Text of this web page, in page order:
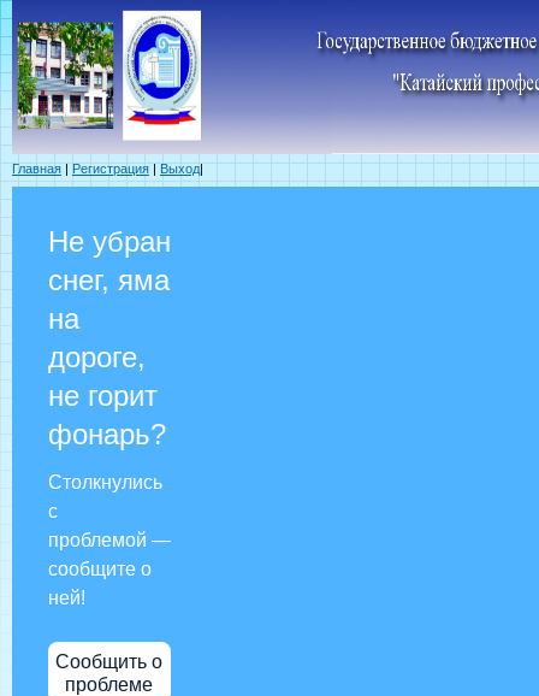
Главная | Регистрация | Выход|
Не убран
снег, яма
на
дороге,
не горит
фонарь?
Столкнулись
с
проблемой —
сообщите о
ней!
Сообщить о
проблеме